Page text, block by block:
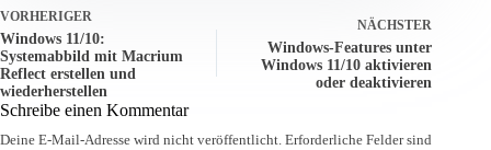
VORHERIGER
Windows 11/10:
Systemabbild mit Macrium
Reflect erstellen und
wiederherstellen
NÄCHSTER
Windows-Features unter
Windows 11/10 aktivieren
oder deaktivieren
Schreibe einen Kommentar
Deine E-Mail-Adresse wird nicht veröffentlicht. Erforderliche Felder sind